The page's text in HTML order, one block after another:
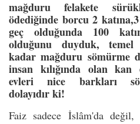
mağduru felakete
ödediğinde borcu 2
geç olduğunda 100
olduğunu duyduk, temel
kadar mağduru sömürme
insan kılığında olan
evleri nice barkları
dolayıdır ki!
Faiz sadece İslâm'da